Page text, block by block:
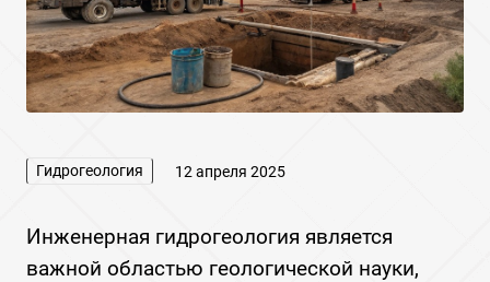
Гидрогеология 12 апреля 2025
Инженерная гидрогеология является
важной областью геологической науки,